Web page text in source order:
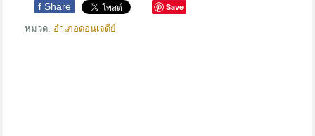
f Share Save
หมวด: อำเภอดอนเจดีย์